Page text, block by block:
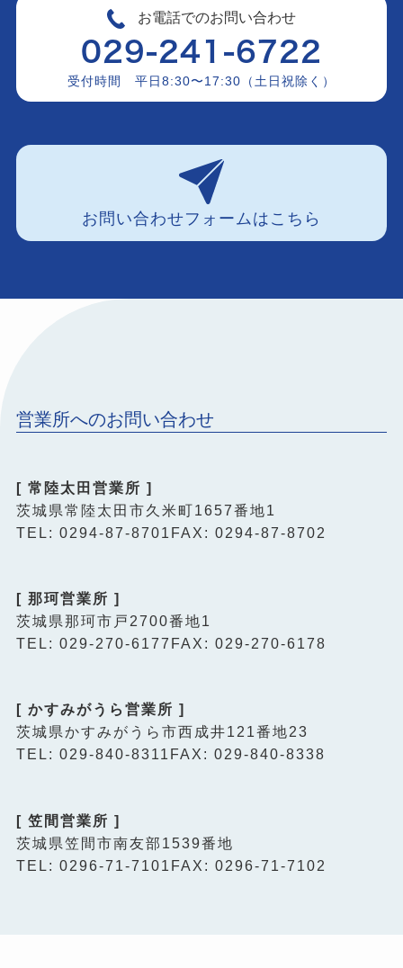
お電話でのお問い合わせ
029-241-6722
受付時間 平日8:30〜17:30（土日祝除く）
お問い合わせフォームはこちら
営業所へのお問い合わせ
[ 常陸太田営業所 ]
茨城県常陸太田市久米町1657番地1
TEL: 0294-87-8701 FAX: 0294-87-8702
[ 那珂営業所 ]
茨城県那珂市戸2700番地1
TEL: 029-270-6177 FAX: 029-270-6178
[ かすみがうら営業所 ]
茨城県かすみがうら市西成井121番地23
TEL: 029-840-8311 FAX: 029-840-8338
[ 笠間営業所 ]
茨城県笠間市南友部1539番地
TEL: 0296-71-7101 FAX: 0296-71-7102